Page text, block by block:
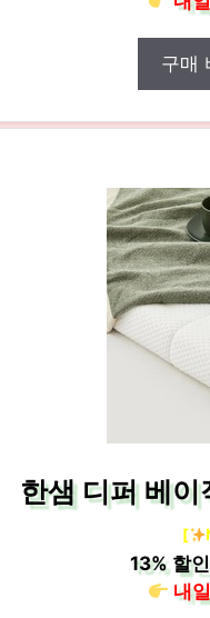
구매
한샘 디퍼 베
[
13%할
내